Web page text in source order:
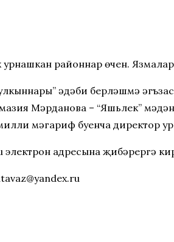
районнар өчен.
әдәби берләшмә
Мәрданова – “Яшьлек”
мәгариф буенча директор
адресына җибәрергә